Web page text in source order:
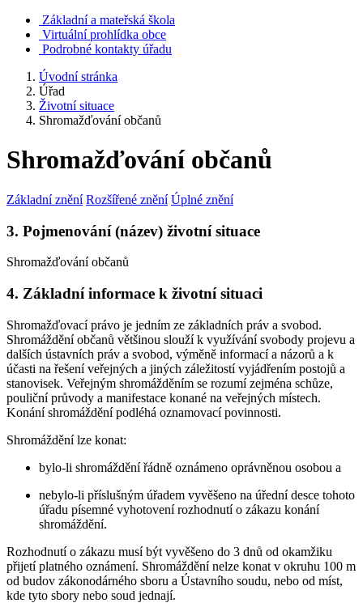
Základní a mateřská škola
Virtuální prohlídka obce
Podrobné kontakty úřadu
Úvodní stránka
Úřad
Životní situace
Shromažďování občanů
Shromažďování občanů
Základní znění Rozšířené znění Úplné znění
3. Pojmenování (název) životní situace
Shromažďování občanů
4. Základní informace k životní situaci
Shromažďovací právo je jedním ze základních práv a svobod.
Shromáždění občanů většinou slouží k využívání svobody projevu a
dalších ústavních práv a svobod, výměně informací a názorů a k
účasti na řešení veřejných a jiných záležitostí vyjádřením postojů a
stanovisek. Veřejným shromážděním se rozumí zejména schůze,
pouliční průvody a manifestace konané na veřejných místech.
Konání shromáždění podléhá oznamovací povinnosti.
Shromáždění lze konat:
bylo-li shromáždění řádně oznámeno oprávněnou osobou a
nebylo-li příslušným úřadem vyvěšeno na úřední desce tohoto
úřadu písemné vyhotovení rozhodnutí o zákazu konání
shromáždění.
Rozhodnutí o zákazu musí být vyvěšeno do 3 dnů od okamžiku
přijetí platného oznámení. Shromáždění nelze konat v okruhu 100 m
od budov zákonodárného sboru a Ústavního soudu, nebo od míst,
kde tyto sbory nebo soud jednají.